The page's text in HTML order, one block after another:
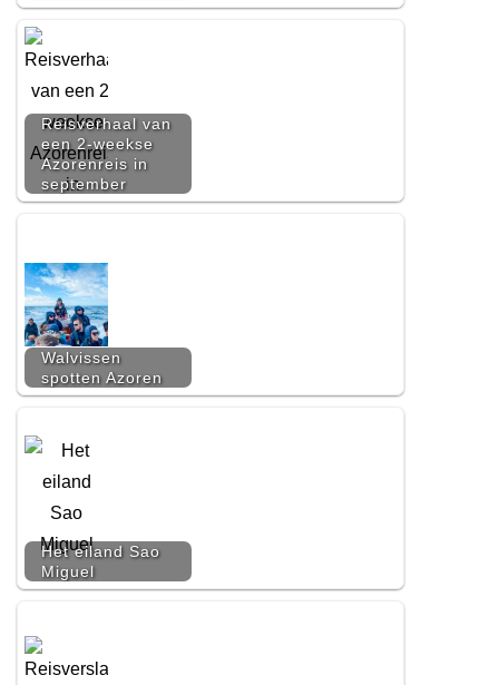
Reisverhaal van
een 2-weekse
Azorenreis in
september
Walvissen
spotten Azoren
Het eiland Sao
Miguel